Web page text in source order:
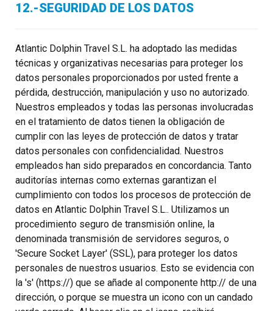
12.-SEGURIDAD DE LOS DATOS
Atlantic Dolphin Travel S.L. ha adoptado las medidas
técnicas y organizativas necesarias para proteger los
datos personales proporcionados por usted frente a
pérdida, destrucción, manipulación y uso no autorizado.
Nuestros empleados y todas las personas involucradas
en el tratamiento de datos tienen la obligación de
cumplir con las leyes de protección de datos y tratar
datos personales con confidencialidad. Nuestros
empleados han sido preparados en concordancia. Tanto
auditorías internas como externas garantizan el
cumplimiento con todos los procesos de protección de
datos en Atlantic Dolphin Travel S.L.. Utilizamos un
procedimiento seguro de transmisión online, la
denominada transmisión de servidores seguros, o
'Secure Socket Layer' (SSL), para proteger los datos
personales de nuestros usuarios. Esto se evidencia con
la 's' (https://) que se añade al componente http:// de una
dirección, o porque se muestra un icono con un candado